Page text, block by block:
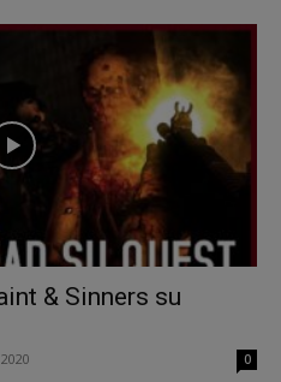
& Sinners su
0